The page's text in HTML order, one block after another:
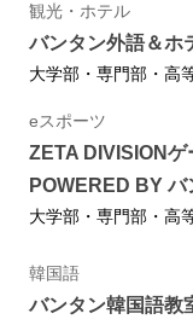
観光・ホテル
バンタン外語＆ホ
大学部・専門部・高
eスポーツ
ZETA DIVISION
POWERED BY バ
大学部・専門部・高
韓国語
バンタン韓国語教